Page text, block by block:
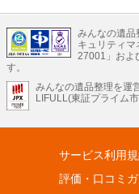
不動産・住宅
引越し 老
不動産クラウドファンデ
LIFULL HOME'Sのサー
不動産・住宅
不動産査定 マンション
不動産アーカイブ
空き
不動産用語集 住まいの
アプリ 不動産
みんなの遺品
キュリティマ
27001」およ
す。
みんなの遺品整理を運
LIFULL(東証プライム
サービス利用
評価・口コミ